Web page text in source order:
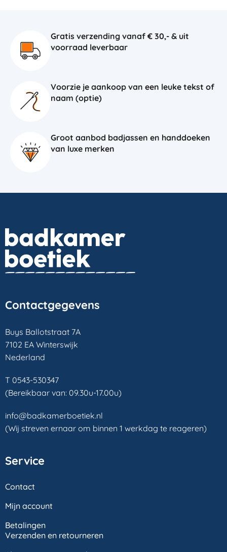
Gratis verzending vanaf € 30,- & uit
voorraad leverbaar
Voorzie je aankoop van een leuke tekst of
naam (optie)
Groot aanbod badjassen en handdoeken
van luxe merken
Contactgegevens
Buys Ballotstraat 7A
7102 EA Winterswijk
Nederland
T 0543-530347
(Bereikbaar van: 09.30u-17.00u)
info@badkamerboetiek.nl
(Wij streven ernaar om binnen 1 werkdag te reageren)
Service
Contact
Mijn account
Betalingen
Verzenden en retourneren